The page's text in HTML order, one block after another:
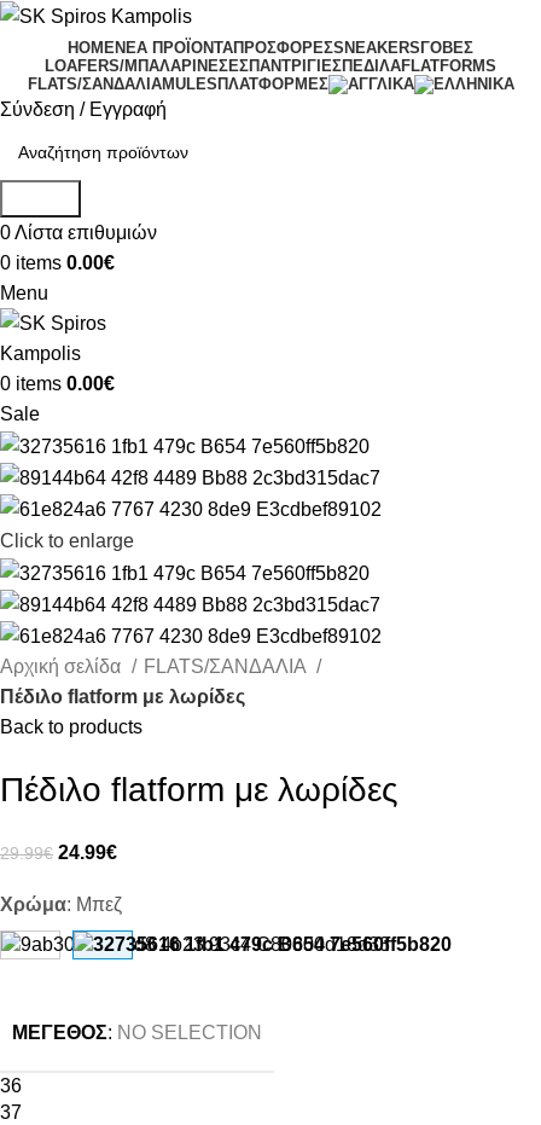
HOMEΝΕΑ ΠΡΟΪΟΝΤΑΠΡΟΣΦΟΡΕΣSNEAKERS ΓΟΒΕΣ
LOAFERS/ΜΠΑΛΑΡΙΝΕΣΕΣΠΑΝΤΡΙΓΙΕΣΠΕΔΙΛΑFLATFORMS
FLATS/ΣΑΝΔΑΛΙΑMULES ΠΛΑΤΦΟΡΜΕΣ
Σύνδεση / Εγγραφή
0Λίστα επιθυμιών
0 items 0.00€
Menu
0 items 0.00€
Sale
Click to enlarge
Αρχική σελίδα
FLATS/ΣΑΝΔΑΛΙΑ
Πέδιλο flatform με λωρίδες
Back to products
Πέδιλο flatform με λωρίδες
29.99€ 24.99€
Χρώμα: Μπεζ
ΜΈΓΕΘΟΣ: NO SELECTION
36
37